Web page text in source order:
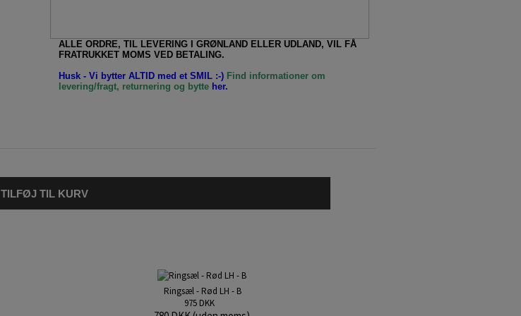
ALLE ORDRE, TIL LEVERING I GRØNLAND ELLER UDLAND, VIL FÅ
FRATRUKKET MOMS VED BETALING.
Husk - Vi bytter ALTID med et SMIL :-) Find informationer om
levering/fragt, returnering og bytte her.
TILFØJ TIL KURV
Ringsæl - Rød LH - B
975 DKK